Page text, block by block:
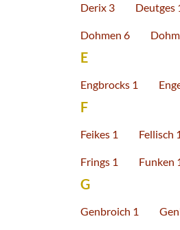
Derix 3 Deutges
Dohmen 6
E
Engbrocks 1
F
Feikes 1 Fellisch 1
Frings 1 Funken
G
Genbroich 1